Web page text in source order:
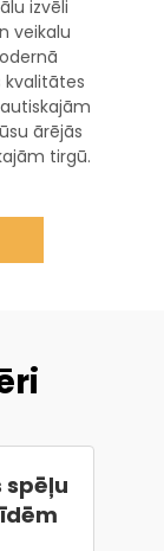
izvēli
veikalu
kvalitātes
ārējās
tirgū.